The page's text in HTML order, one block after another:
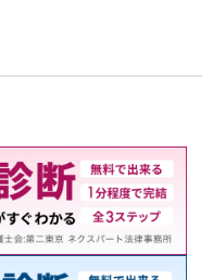
でに手遅れ
法律知識が